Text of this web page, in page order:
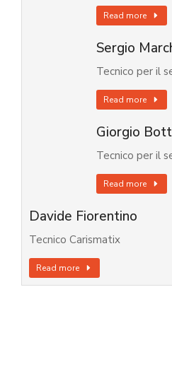
Read more
Sergio
Tecnico per il
Read more
Giorgio
Tecnico per il
Read more
Davide Fiorentino
Tecnico Carismatix
Read more